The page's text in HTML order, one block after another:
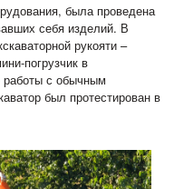
была проведена
себя изделий. В
рукояти –
погрузчик в
работы с обычным
был протестирован в